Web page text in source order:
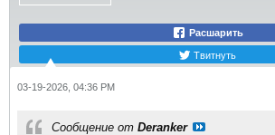
Расшарить
Твитнуть
03-19-2026, 04:36 PM
Сообщение от Deranker